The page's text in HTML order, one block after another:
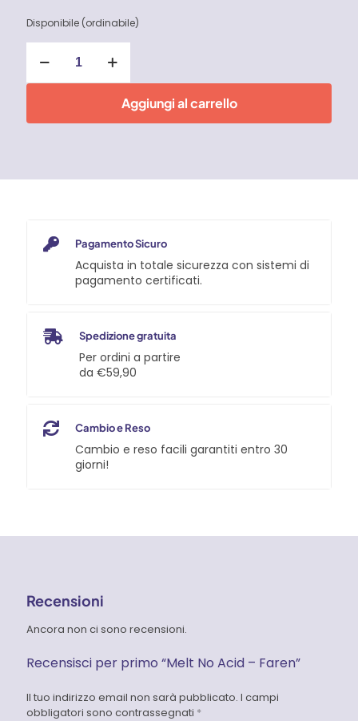
Disponibile (ordinabile)
Acid
quantità
Aggiungi al carrello
Pagamento Sicuro
Acquista in totale sicurezza con sistemi di
pagamento certificati.
Spedizione gratuita
Per ordini a partire
da €59,90
Cambio e Reso
Cambio e reso facili garantiti entro 30
giorni!
Recensioni
Ancora non ci sono recensioni.
Recensisci per primo “Melt No Acid – Faren”
Il tuo indirizzo email non sarà pubblicato. I campi
obbligatori sono contrassegnati *